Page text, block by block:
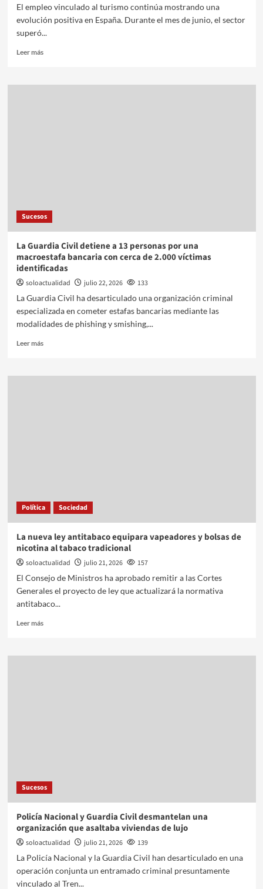
El empleo vinculado al turismo continúa mostrando una
evolución positiva en España. Durante el mes de junio, el sector
superó...
Leer más
Sucesos
La Guardia Civil detiene a 13 personas por una
macroestafa bancaria con cerca de 2.000 víctimas
identificadas
soloactualidad julio 22, 2026
133
La Guardia Civil ha desarticulado una organización criminal
especializada en cometer estafas bancarias mediante las
modalidades de phishing y smishing,...
Leer más
Política Sociedad
La nueva ley antitabaco equipara vapeadores y bolsas de
nicotina al tabaco tradicional
soloactualidad julio 21, 2026
157
El Consejo de Ministros ha aprobado remitir a las Cortes
Generales el proyecto de ley que actualizará la normativa
antitabaco...
Leer más
Sucesos
Policía Nacional y Guardia Civil desmantelan una
organización que asaltaba viviendas de lujo
soloactualidad julio 21, 2026
139
La Policía Nacional y la Guardia Civil han desarticulado en una
operación conjunta un entramado criminal presuntamente
vinculado al Tren...